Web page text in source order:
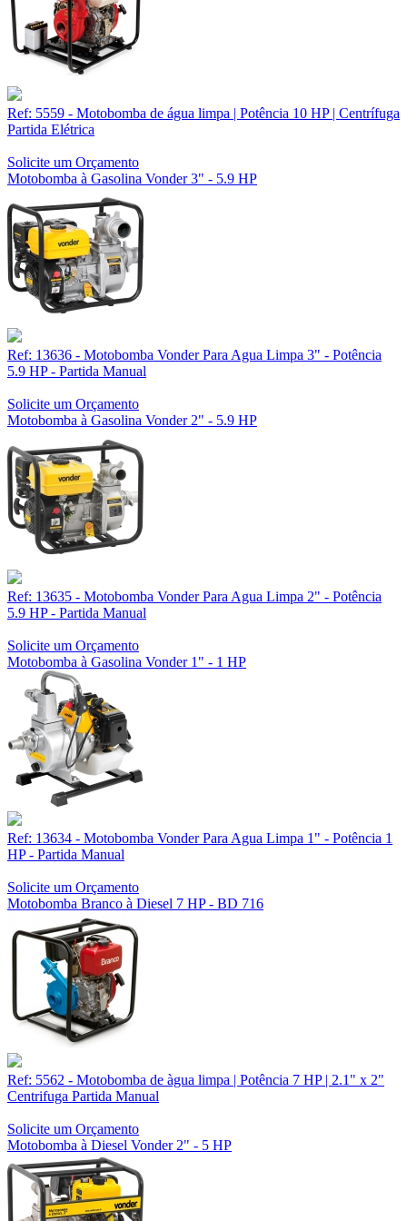
Ref: 5559 - Motobomba de água limpa | Potência 10 HP | Centrífuga
Partida Elétrica
Solicite um Orçamento
Motobomba à Gasolina Vonder 3" - 5.9 HP
Ref: 13636 - Motobomba Vonder Para Agua Limpa 3" - Potência
5.9 HP - Partida Manual
Solicite um Orçamento
Motobomba à Gasolina Vonder 2" - 5.9 HP
Ref: 13635 - Motobomba Vonder Para Agua Limpa 2" - Potência
5.9 HP - Partida Manual
Solicite um Orçamento
Motobomba à Gasolina Vonder 1" - 1 HP
Ref: 13634 - Motobomba Vonder Para Agua Limpa 1" - Potência 1
HP - Partida Manual
Solicite um Orçamento
Motobomba Branco à Diesel 7 HP - BD 716
Ref: 5562 - Motobomba de àgua limpa | Potência 7 HP | 2.1" x 2"
Centrifuga Partida Manual
Solicite um Orçamento
Motobomba à Diesel Vonder 2" - 5 HP